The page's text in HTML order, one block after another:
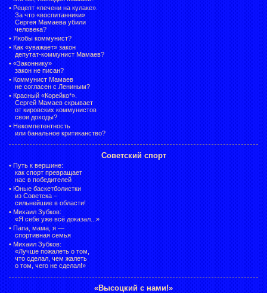
• Рецепт «печени на кулаке».
За что «воспитанники»
Сергея Мамаева убили
человека?
• Якобы коммунист?
• Как «уважает» закон
депутат-коммунист Мамаев?
• «Законнику»
закон не писан?
• Коммунист Мамаев
не согласен с Лениным?
• Красный «Корейко*».
Сергей Мамаев скрывает
от кировских коммунистов
свои доходы?
• Некомпетентность
или банальное критиканство?
Советский спорт
• Путь к вершине:
как спорт превращает
нас в победителей
• Юные баскетболистки
из Советска –
сильнейшие в области!
• Михаил Зубков:
«Я себе уже всё доказал...»
• Папа, мама, я —
спортивная семья
• Михаил Зубков:
«Лучше пожалеть о том,
что сделал, чем жалеть
о том, чего не сделал!»
«Высоцкий с нами!»